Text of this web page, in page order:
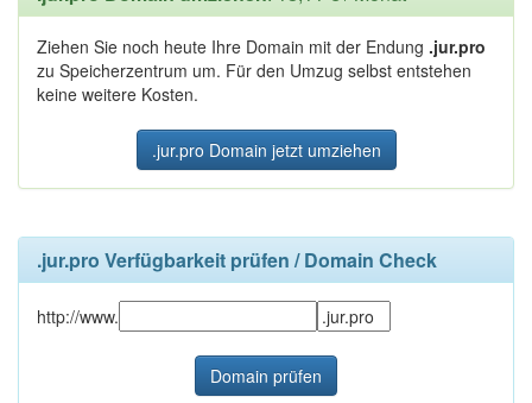
Ziehen Sie noch heute Ihre Domain mit der Endung .jur.pro
zu Speicherzentrum um. Für den Umzug selbst entstehen
keine weitere Kosten.
.jur.pro Domain jetzt umziehen
.jur.pro Verfügbarkeit prüfen / Domain Check
http://www.